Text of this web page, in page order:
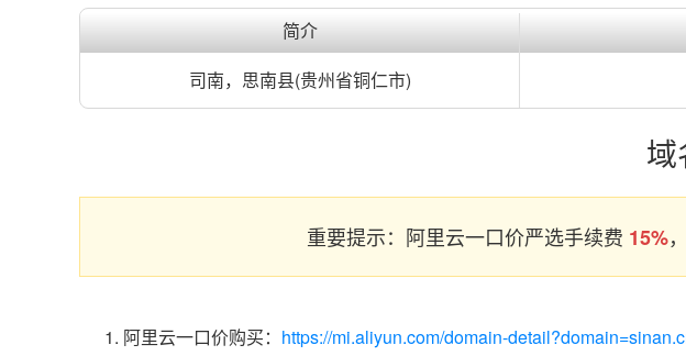
简介
司南，思南县(贵州省铜仁市)
重要提示：阿里云一口价严选手续费 15%
阿里云一口价购买： https://mi.aliyun.com/domain-